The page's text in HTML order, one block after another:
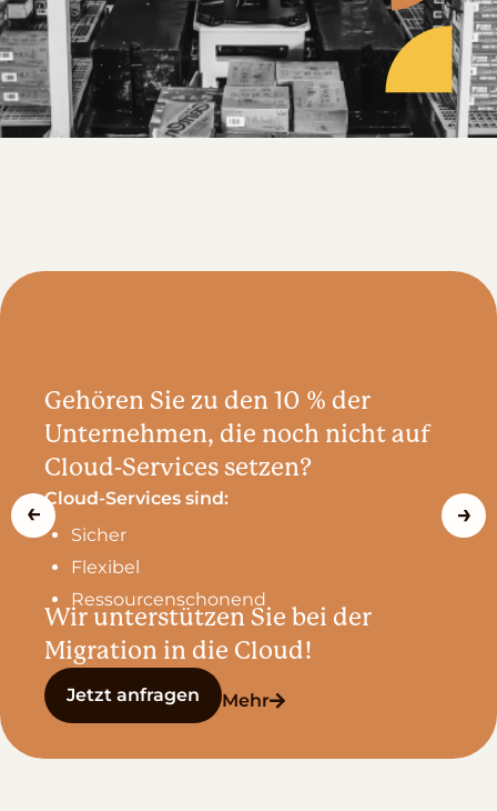
Gehören Sie zu den 10 % der
Unternehmen, die noch nicht auf
Cloud-Services setzen?
Cloud-Services sind:
Sicher
Flexibel
Ressourcenschonend
Wir unterstützen Sie bei der
Migration in die Cloud!
Jetzt anfragen Mehr